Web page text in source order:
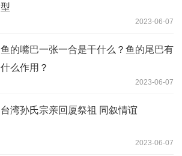
型
2023-06-07
鱼的嘴巴一张一合是干什么？鱼的尾巴有
什么作用？
2023-06-07
台湾孙氏宗亲回厦祭祖 同叙情谊
2023-06-07